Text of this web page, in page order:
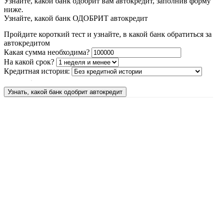
ниже.
Узнайте, какой банк ОДОБРИТ автокредит
Пройдите короткий тест и узнайте, в какой банк обратиться за
автокредитом
Какая сумма необходима?
На какой срок?
Кредитная история:
Узнать, какой банк одобрит автокредит